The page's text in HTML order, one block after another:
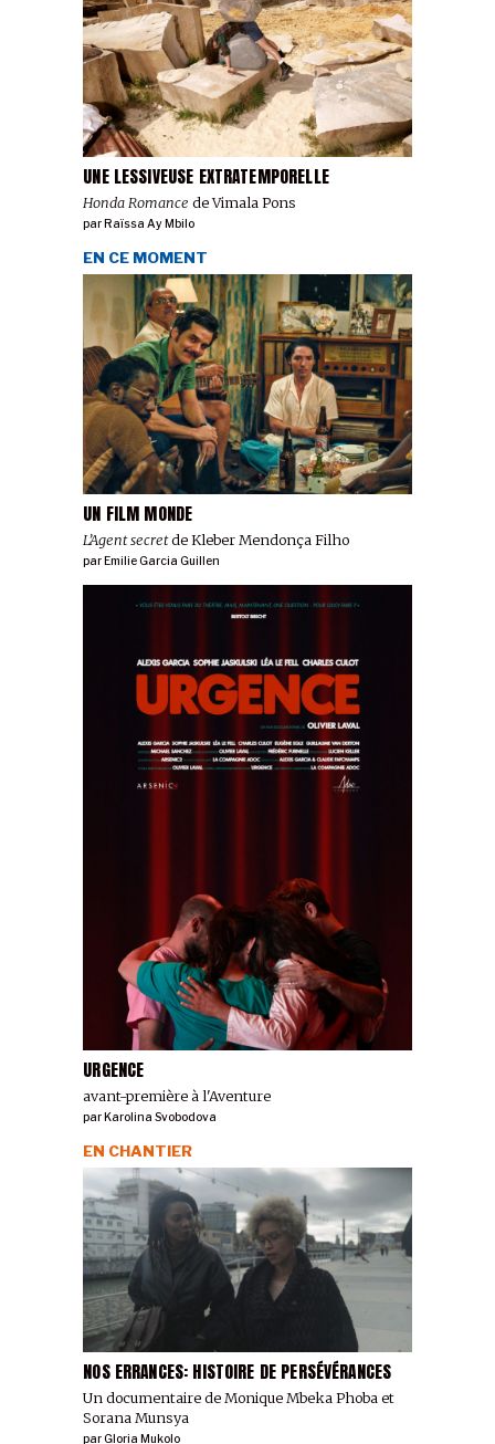
UNE LESSIVEUSE EXTRATEMPORELLE
Honda Romance de Vimala Pons
par Raïssa Ay Mbilo
UN FILM MONDE
L’Agent secretde Kleber Mendonça Filho
EN CE MOMENT
parEmilie Garcia Guillen
URGENCE
avant-première à l'Aventure
parKarolina Svobodova
NOS ERRANCES: HISTOIRE DE PERSÉVÉRANCES
Un documentaire de Monique Mbeka Phoba et
Sorana Munsya
EN CHANTIER
parGloria Mukolo